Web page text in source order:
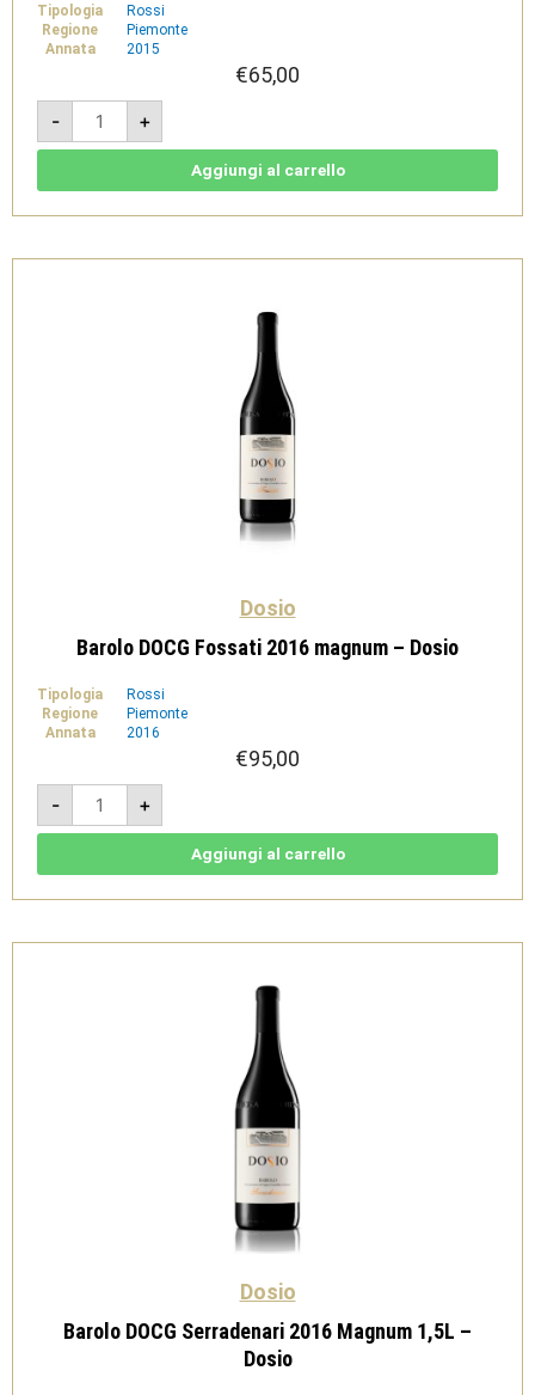
Tipologia
Rossi
Regione
Piemonte
Annata
2015
€65,00
-
Barolo
DOCG
Fossati
Riserva
quantità
+
Aggiungi al carrello
Dosio
Barolo DOCG Fossati 2016 magnum – Dosio
Tipologia
Rossi
Regione
Piemonte
Annata
2016
€95,00
-
Barolo
DOCG
Fossati
2016
quantità
+
Aggiungi al carrello
Dosio
Barolo DOCG Serradenari 2016 Magnum 1,5L –
Dosio